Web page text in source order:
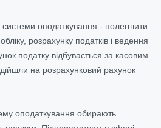
оподаткування - полегшити
розрахунку податків і ведення
податку відбувається за касовим
на розрахунковий рахунок
оподаткування обирають